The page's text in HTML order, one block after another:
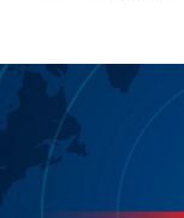
Yaşam
Resmi ilanlar